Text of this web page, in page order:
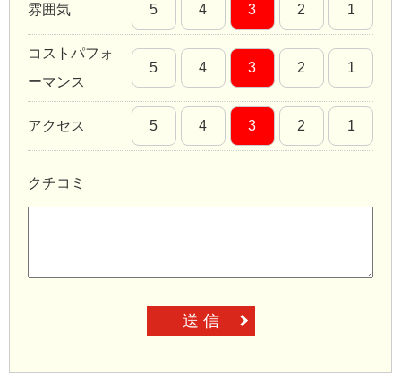
雰囲気 5 4 3 2 1
コストパフォ
ーマンス
5 4 3 2 1
アクセス 5 4 3 2 1
クチコミ
送 信